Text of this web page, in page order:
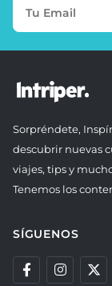
Sorpréndete,
descubrir nuevas
viajes, tips y
Tenemos los
SÍGUENOS